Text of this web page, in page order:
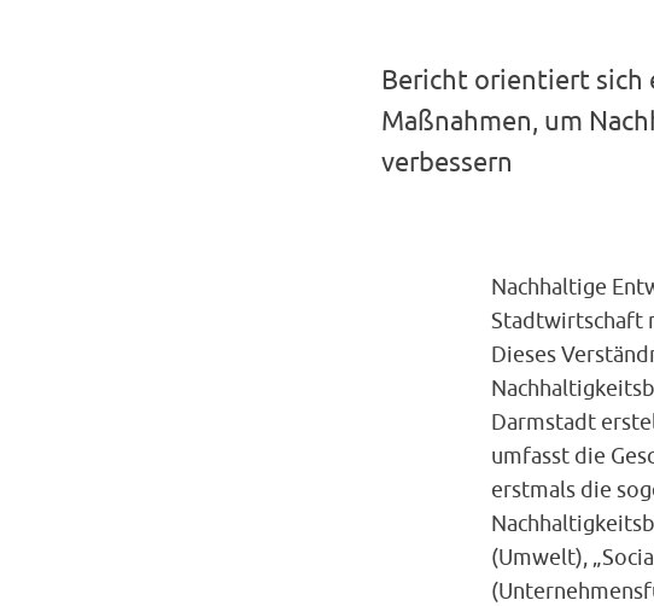
Bericht orientiert sich
Maßnahmen, um
verbessern
Nachhaltige
Stadtwirtschaft
Dieses
Darmstadt
umfasst die
erstmals die
(Umwelt),